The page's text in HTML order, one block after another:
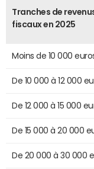
Tranches de
fiscaux en 2025
Moins de 10 000
De 10 000 à 12 000
De 12 000 à 15 000
De 15 000 à 20 000
De 20 000 à 30 000